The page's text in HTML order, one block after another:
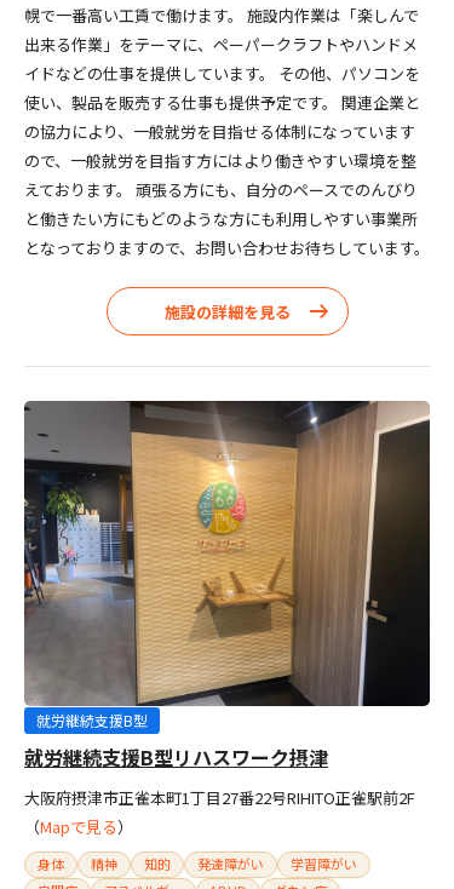
幌で一番高い工賃で働けます。 施設内作業は「楽しんで
出来る作業」をテーマに、ペーパークラフトやハンドメ
イドなどの仕事を提供しています。 その他、パソコンを
使い、製品を販売する仕事も提供予定です。 関連企業と
の協力により、一般就労を目指せる体制になっています
ので、一般就労を目指す方にはより働きやすい環境を整
えております。 頑張る方にも、自分のペースでのんびり
と働きたい方にもどのような方にも利用しやすい事業所
となっておりますので、お問い合わせお待ちしています。
施設の詳細を見る
就労継続支援B型
就労継続支援B型リハスワーク摂津
大阪府摂津市正雀本町1丁目27番22号RIHITO正雀駅前2F
（Mapで見る）
身体 精神 知的 発達障がい
学習障がい